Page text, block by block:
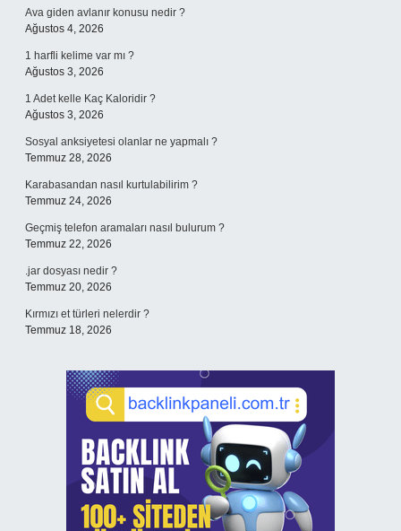
Ava giden avlanır konusu nedir ?
Ağustos 4, 2026
1 harfli kelime var mı ?
Ağustos 3, 2026
1 Adet kelle Kaç Kaloridir ?
Ağustos 3, 2026
Sosyal anksiyetesi olanlar ne yapmalı ?
Temmuz 28, 2026
Karabasandan nasıl kurtulabilirim ?
Temmuz 24, 2026
Geçmiş telefon aramaları nasıl bulurum ?
Temmuz 22, 2026
.jar dosyası nedir ?
Temmuz 20, 2026
Kırmızı et türleri nelerdir ?
Temmuz 18, 2026